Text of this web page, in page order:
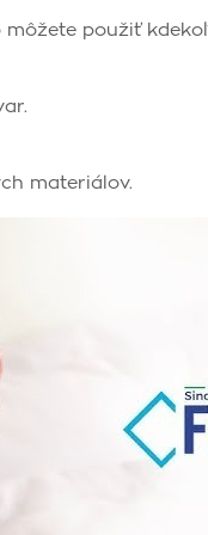
použiť
materiálov.